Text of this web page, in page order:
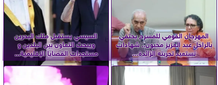
المهرجان القومي للمسرح يحتفي
بالراحل عبد العزيز مخيون.. شهادات
تستعيد تجربته الرائدة...
السيسي يستقبل ملك البحرين
ويبحث التعاون بين البلدين و
مستجدات القضايا الإقليمية...